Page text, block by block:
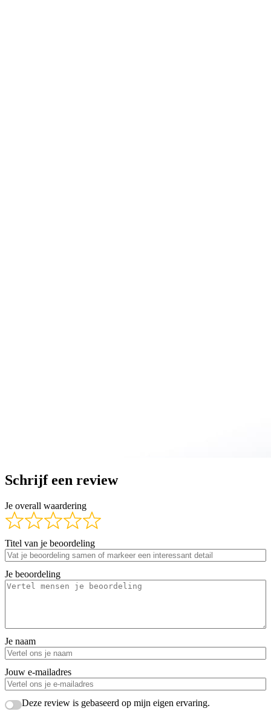
Schrijf een review
Je overall waardering
Titel van je beoordeling
Je beoordeling
Je naam
Jouw e-mailadres
Deze review is gebaseerd op mijn eigen ervaring.